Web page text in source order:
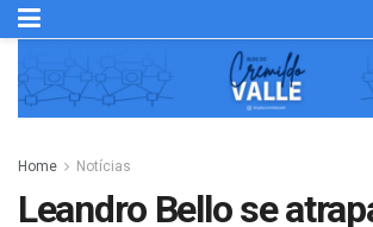
Home Notícias
Leandro Bello se